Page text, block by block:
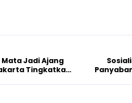
Jadi Ajang
Tingkatkan